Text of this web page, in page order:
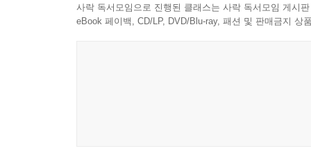
〈쫓기어 가는 이들〉은 신경향파 문학 또는 초기
사락 독서모임으로 진행된 클래스는 사락 독서모임 게시
eBook 페이백, CD/LP, DVD/Blu-ray, 패션 및 판매금지 상